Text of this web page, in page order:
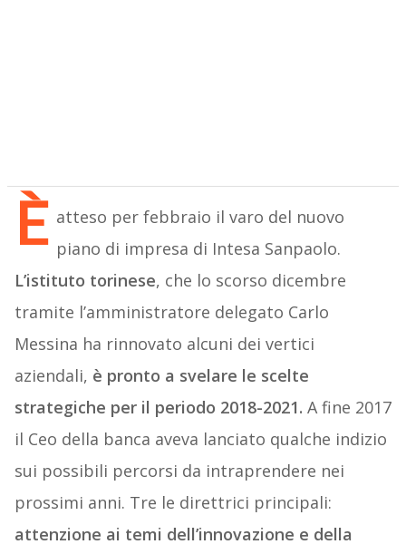
È atteso per febbraio il varo del nuovo
piano di impresa di Intesa Sanpaolo.
L’istituto torinese, che lo scorso dicembre
tramite l’amministratore delegato Carlo
Messina ha rinnovato alcuni dei vertici
aziendali, è pronto a svelare le scelte
strategiche per il periodo 2018-2021. A fine 2017
il Ceo della banca aveva lanciato qualche indizio
sui possibili percorsi da intraprendere nei
prossimi anni. Tre le direttrici principali:
attenzione ai temi dell’innovazione e della